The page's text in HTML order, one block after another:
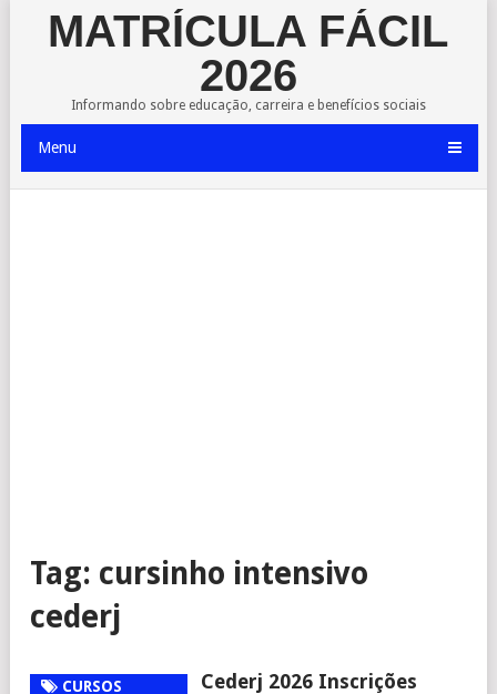
MATRÍCULA FÁCIL
2026
Informando sobre educação, carreira e benefícios sociais
Menu
Tag: cursinho intensivo
cederj
CURSOS
Cederj 2026 Inscrições